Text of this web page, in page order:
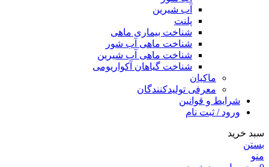
آب شیرین
پلنت
شناخت بیماری ماهی
شناخت ماهی آب شور
شناخت ماهی آب شیرین
شناخت گیاهان آکواریومی
ماکیان
معرفی تولیدکنندگان
شرایط و قوانین
ورود / ثبت نام
سبد خرید
بستن
منو